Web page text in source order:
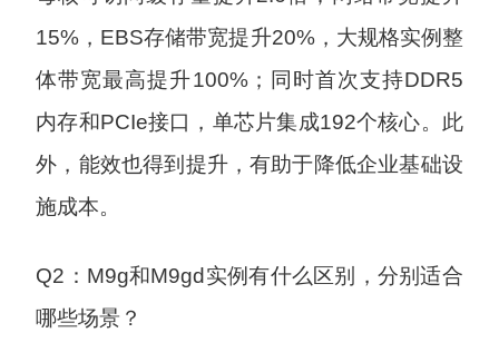
15%，EBS存储带宽提升20%，大规格实例整
体带宽最高提升100%；同时首次支持DDR5
内存和PCIe接口，单芯片集成192个核心。此
外，能效也得到提升，有助于降低企业基础设
施成本。
Q2：M9g和M9gd实例有什么区别，分别适合
哪些场景？